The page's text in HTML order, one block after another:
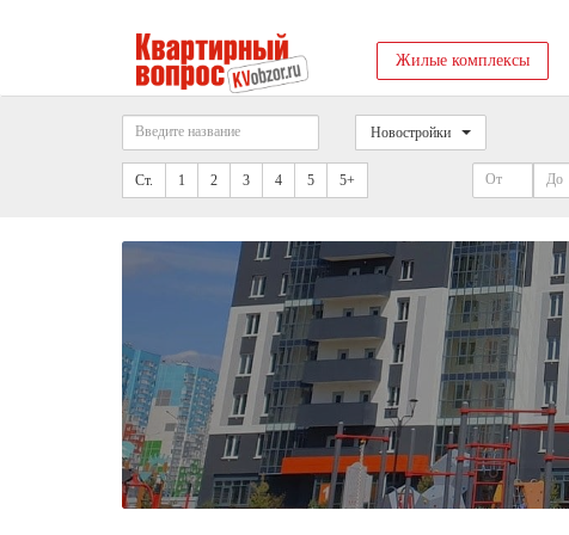
Жилые комплексы
Новостройки
Ст. 1 2 3 4 5 5+